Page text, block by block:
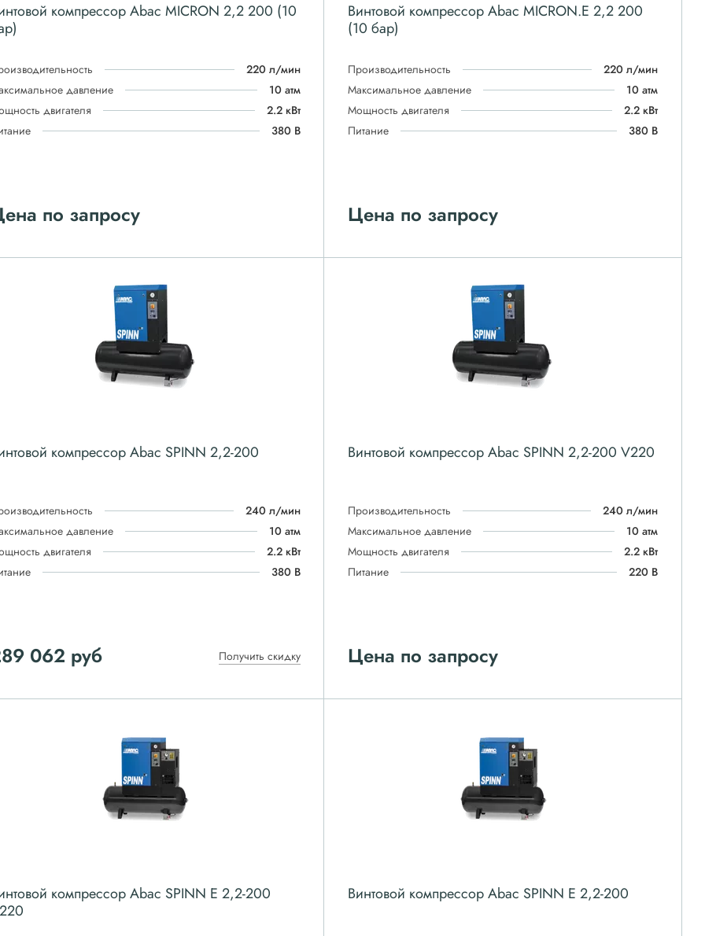
компрессор Abac MICRON 2,2 200 (10
220 л/мин
давление
10 атм
двигателя
2.2 кВт
380 В
по запросу
Винтовой компрессор Abac MICRON.E 2,2 200
(10 бар)
Производительность
220 л/мин
Максимальное давление
10 атм
Мощность двигателя
2.2 кВт
Питание
380 В
Цена по запросу
компрессор Abac SPINN 2,2-200
240 л/мин
давление
10 атм
двигателя
2.2 кВт
380 В
062 руб Получить скидку
Винтовой компрессор Abac SPINN 2,2-200 V220
Производительность
240 л/мин
Максимальное давление
10 атм
Мощность двигателя
2.2 кВт
Питание
220 В
Цена по запросу
компрессор Abac SPINN E 2,2-200
Винтовой компрессор Abac SPINN E 2,2-200